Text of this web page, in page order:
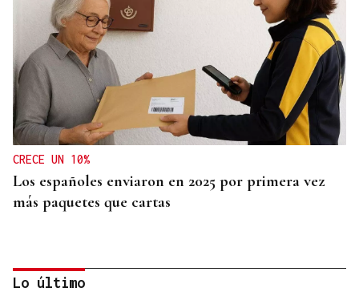
CRECE UN 10%
Los españoles enviaron en 2025 por primera vez
más paquetes que cartas
Lo último